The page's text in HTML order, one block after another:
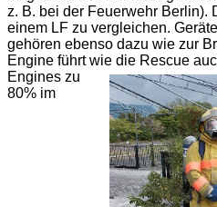
z. B. bei der Feuerwehr Berlin).
einem LF zu vergleichen.
gehören ebenso dazu wie zur
Engine führt wie die Rescue
Engines zu
80% im